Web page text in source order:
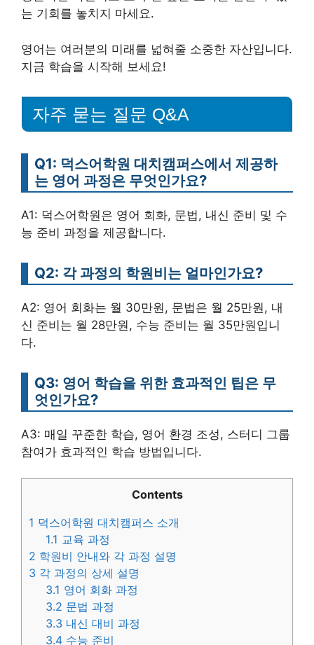
는 기회를 놓치지 마세요.
영어는 여러분의 미래를 넓혀줄 소중한 자산입니다.
지금 학습을 시작해 보세요!
자주 묻는 질문 Q&A
Q1: 덕스어학원 대치캠퍼스에서 제공하
는 영어 과정은 무엇인가요?
A1: 덕스어학원은 영어 회화, 문법, 내신 준비 및 수
능 준비 과정을 제공합니다.
Q2: 각 과정의 학원비는 얼마인가요?
A2: 영어 회화는 월 30만원, 문법은 월 25만원, 내
신 준비는 월 28만원, 수능 준비는 월 35만원입니
다.
Q3: 영어 학습을 위한 효과적인 팁은 무
엇인가요?
A3: 매일 꾸준한 학습, 영어 환경 조성, 스터디 그룹
참여가 효과적인 학습 방법입니다.
Contents
1 덕스어학원 대치캠퍼스 소개
1.1 교육 과정
2 학원비 안내와 각 과정 설명
3 각 과정의 상세 설명
3.1 영어 회화 과정
3.2 문법 과정
3.3 내신 대비 과정
3.4 수능 준비